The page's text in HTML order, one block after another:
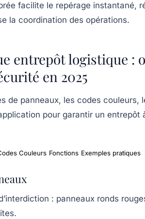
facilite le repérage instantané,
la coordination des opérations.
entrepôt logistique :
en 2025
de panneaux, les codes couleurs,
pour garantir un entrepôt
Couleurs Fonctions Exemples pratiques
: panneaux ronds